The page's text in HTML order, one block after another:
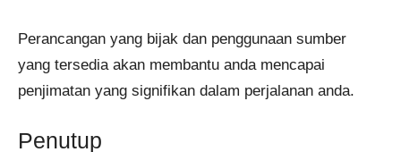
Perancangan yang bijak dan penggunaan sumber
yang tersedia akan membantu anda mencapai
penjimatan yang signifikan dalam perjalanan anda.
Penutup